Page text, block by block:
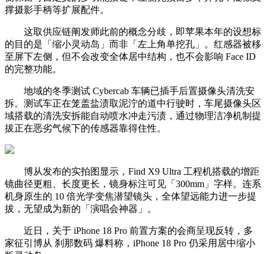
撑摄影手柄等扩展配件。
这取供应链阐发师此前的概念分歧，即苹果本年的设想标
的目的是「缩小灵动岛」而非「左上角单挖孔」。红感器被移
至屏下左侧，但不会改变全体居中结构，也不会影响 Face ID
的完整功能。
地域的冬季测试 Cybercab 车辆已插手后置摄像头清洗安
拆。测试车正在笼盖盐渍取泥泞的道中行驶时，车尾摄像头区
域搭载的清洗安拆能自动喷水冲走污渍，通过物理洁净机制提
拔正在恶劣气候下的传感器靠得住性。
博从发布的实拍图显示，Find X9 Ultra 工程机搭载的增距
镜曲径更粗、长度更长，镜身标注可见「300mm」字样。连系
机身原生的 10 倍光学变焦潜望镜头，全体望远能力进一步提
拔，无望成为新的「演唱会神器」。
近日，关于 iPhone 18 Pro 前置方案的会商呈现反转，多
家征引博从 刹那数码 爆料称，iPhone 18 Pro 仍采用居中缩小